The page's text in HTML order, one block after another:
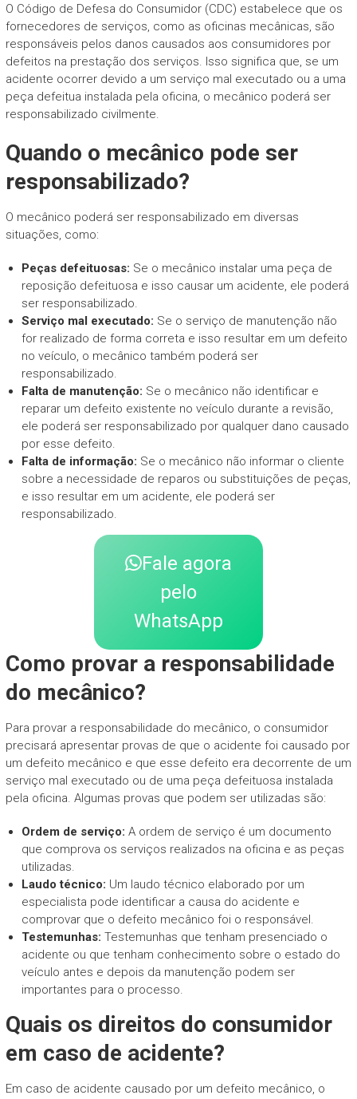
O Código de Defesa do Consumidor (CDC) estabelece que os
fornecedores de serviços, como as oficinas mecânicas, são
responsáveis pelos danos causados aos consumidores por
defeitos na prestação dos serviços. Isso significa que, se um
acidente ocorrer devido a um serviço mal executado ou a uma
peça defeitua instalada pela oficina, o mecânico poderá ser
responsabilizado civilmente.
Quando o mecânico pode ser
responsabilizado?
O mecânico poderá ser responsabilizado em diversas
situações, como:
Peças defeituosas: Se o mecânico instalar uma peça de
reposição defeituosa e isso causar um acidente, ele poderá
ser responsabilizado.
Serviço mal executado: Se o serviço de manutenção não
for realizado de forma correta e isso resultar em um defeito
no veículo, o mecânico também poderá ser
responsabilizado.
Falta de manutenção: Se o mecânico não identificar e
reparar um defeito existente no veículo durante a revisão,
ele poderá ser responsabilizado por qualquer dano causado
por esse defeito.
Falta de informação: Se o mecânico não informar o cliente
sobre a necessidade de reparos ou substituições de peças,
e isso resultar em um acidente, ele poderá ser
responsabilizado.
Fale agora
pelo
WhatsApp
Como provar a responsabilidade
do mecânico?
Para provar a responsabilidade do mecânico, o consumidor
precisará apresentar provas de que o acidente foi causado por
um defeito mecânico e que esse defeito era decorrente de um
serviço mal executado ou de uma peça defeituosa instalada
pela oficina. Algumas provas que podem ser utilizadas são:
Ordem de serviço: A ordem de serviço é um documento
que comprova os serviços realizados na oficina e as peças
utilizadas.
Laudo técnico: Um laudo técnico elaborado por um
especialista pode identificar a causa do acidente e
comprovar que o defeito mecânico foi o responsável.
Testemunhas: Testemunhas que tenham presenciado o
acidente ou que tenham conhecimento sobre o estado do
veículo antes e depois da manutenção podem ser
importantes para o processo.
Quais os direitos do consumidor
em caso de acidente?
Em caso de acidente causado por um defeito mecânico, o